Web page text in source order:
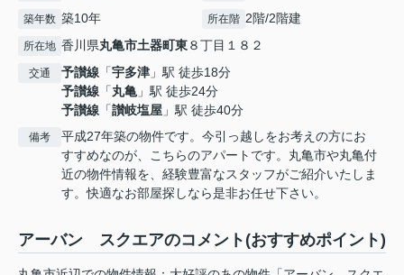
築年数 築10年 所在階 2階/2階建
所在地 香川県丸亀市土器町東８丁目１８２
交通 予讃線 「宇多津 」駅 徒歩18分
予讃線 「丸亀」駅 徒歩24分
予讃線 「讃岐塩屋 」駅 徒歩40分
備考
平成27年築の物件です。今引っ越しをお考えの方にお
すすめなのが、こちらのアパートです。丸亀市や丸亀付
近の物件情報を、経験豊富なスタッフがご紹介いたしま
す。快適なお部屋探しなら是非お任せ下さい。
アーバン スクエアのコメント(おすすめポイント)